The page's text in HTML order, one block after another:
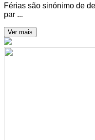
Férias são sinónimo de
par ...
Ver mais